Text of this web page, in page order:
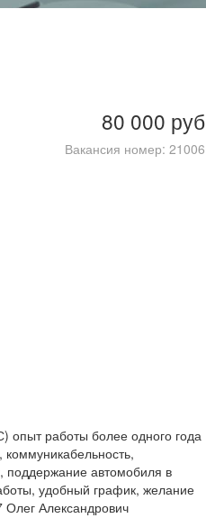
80 000 руб
Вакансия номер: 21006
опыт работы более одного года
поддержание автомобиля в
удобный график, желание
Александрович